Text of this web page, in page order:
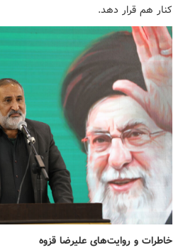
کنار هم قرار دهد.
خاطرات و روایت‌های علیرضا قزوه